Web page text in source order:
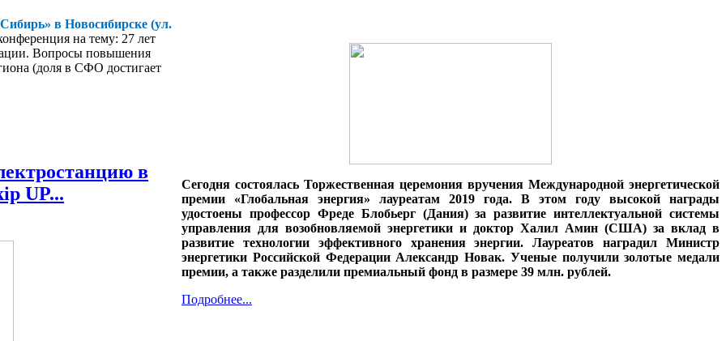
в Новосибирске (ул.
на тему: 27 лет
Вопросы повышения
(доля в СФО достигает
в
UP...
Сегодня состоялась Торжественная церемония вручения Международной энергетической
премии «Глобальная энергия» лауреатам 2019 года. В этом году высокой награды
удостоены профессор Фреде Блобьерг (Дания) за развитие интеллектуальной системы
управления для возобновляемой энергетики и доктор Халил Амин (США) за вклад в
развитие технологии эффективного хранения энергии. Лауреатов наградил Министр
энергетики Российской Федерации Александр Новак. Ученые получили золотые медали
премии, а также разделили премиальный фонд в размере 39 млн. рублей.
Подробнее...